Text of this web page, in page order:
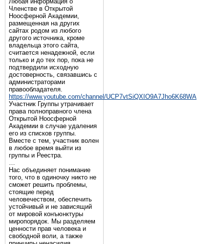
Членстве в Открытой
Ноосферной Академии,
размещенная на других
сайтах родом из любого
другого источника, кроме
владельца этого сайта,
считается ненадежной, если
только и до тех пор, пока не
подтвердили исходную
достоверность, связавшись с
администраторами
правообладателя.
https://www.youtube.com/channel/UCP7vtSiQXIO9A7Jho6K68WA
Участник Группы утрачивает
права полноправного члена
Открытой Ноосферной
Академии в случае удаления
его из списков группы.
Вместе с тем, участник волен
в любое время выйти из
группы и Реестра.
…
Нас объединяет понимание
того, что в одиночку никто не
сможет решить проблемы,
стоящие перед
человечеством, обеспечить
устойчивый и не зависящий
от мировой конъюнктуры
миропорядок. Мы разделяем
ценности прав человека и
свободной воли, а также